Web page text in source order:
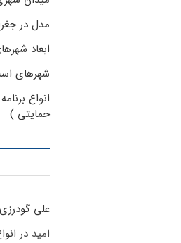
مدل در
ابعاد
شهرهای
انواع
حمایتی )
علی گودرزی
امید در